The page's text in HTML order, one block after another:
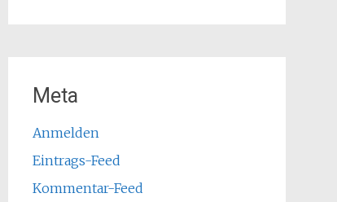
Meta
Anmelden
Eintrags-Feed
Kommentar-Feed